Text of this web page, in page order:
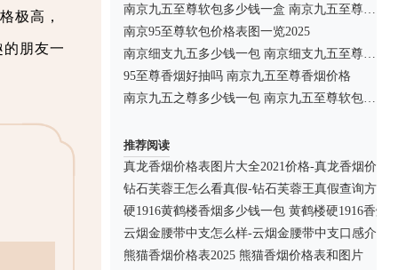
极高，
朋友一
南京九五至尊软包多少钱一盒 南京九五至尊价格表图2025
南京95至尊软包价格表图一览2025
南京细支九五多少钱一包 南京细支九五至尊烟价格表
95至尊香烟好抽吗 南京九五至尊香烟价格
南京九五之尊多少钱一包 南京九五至尊软包价格
推荐阅读
真龙香烟价格表图片大全2021价格-真龙香烟价格
钻石芙蓉王怎么看真假-钻石芙蓉王真假查询方法
硬1916黄鹤楼香烟多少钱一包 黄鹤楼硬1916香烟
云烟金腰带中支怎么样-云烟金腰带中支口感介绍
熊猫香烟价格表2025 熊猫香烟价格表和图片